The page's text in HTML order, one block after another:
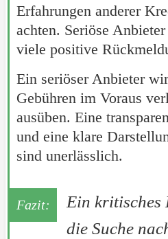
Erfahrungen anderer
achten. Seriöse
viele positive
Ein seriöser Anbieter
Gebühren im Voraus
ausüben. Eine
und eine klare
sind unerlässlich.
Ein
die Suche